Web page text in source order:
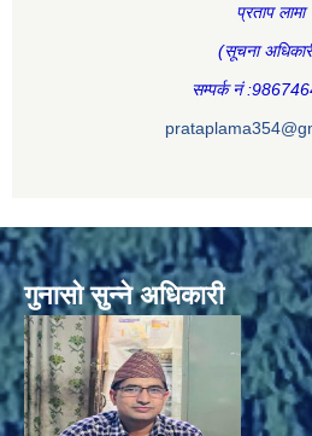
प्रताप लामा
(सूचना
सम्पर्क नं
गुनासो सुन्ने अधिकारी